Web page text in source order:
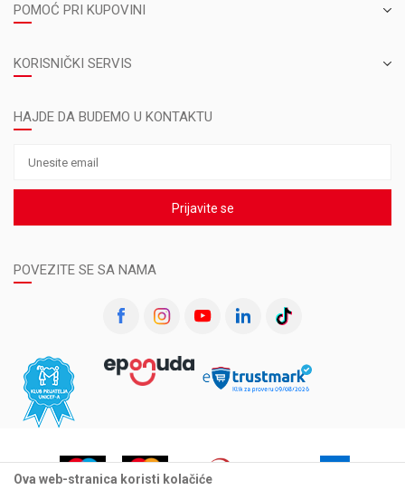
POMOĆ PRI KUPOVINI
KORISNIČKI SERVIS
HAJDE DA BUDEMO U KONTAKTU
Prijavite se
POVEZITE SE SA NAMA
Ova web-stranica koristi kolačiće